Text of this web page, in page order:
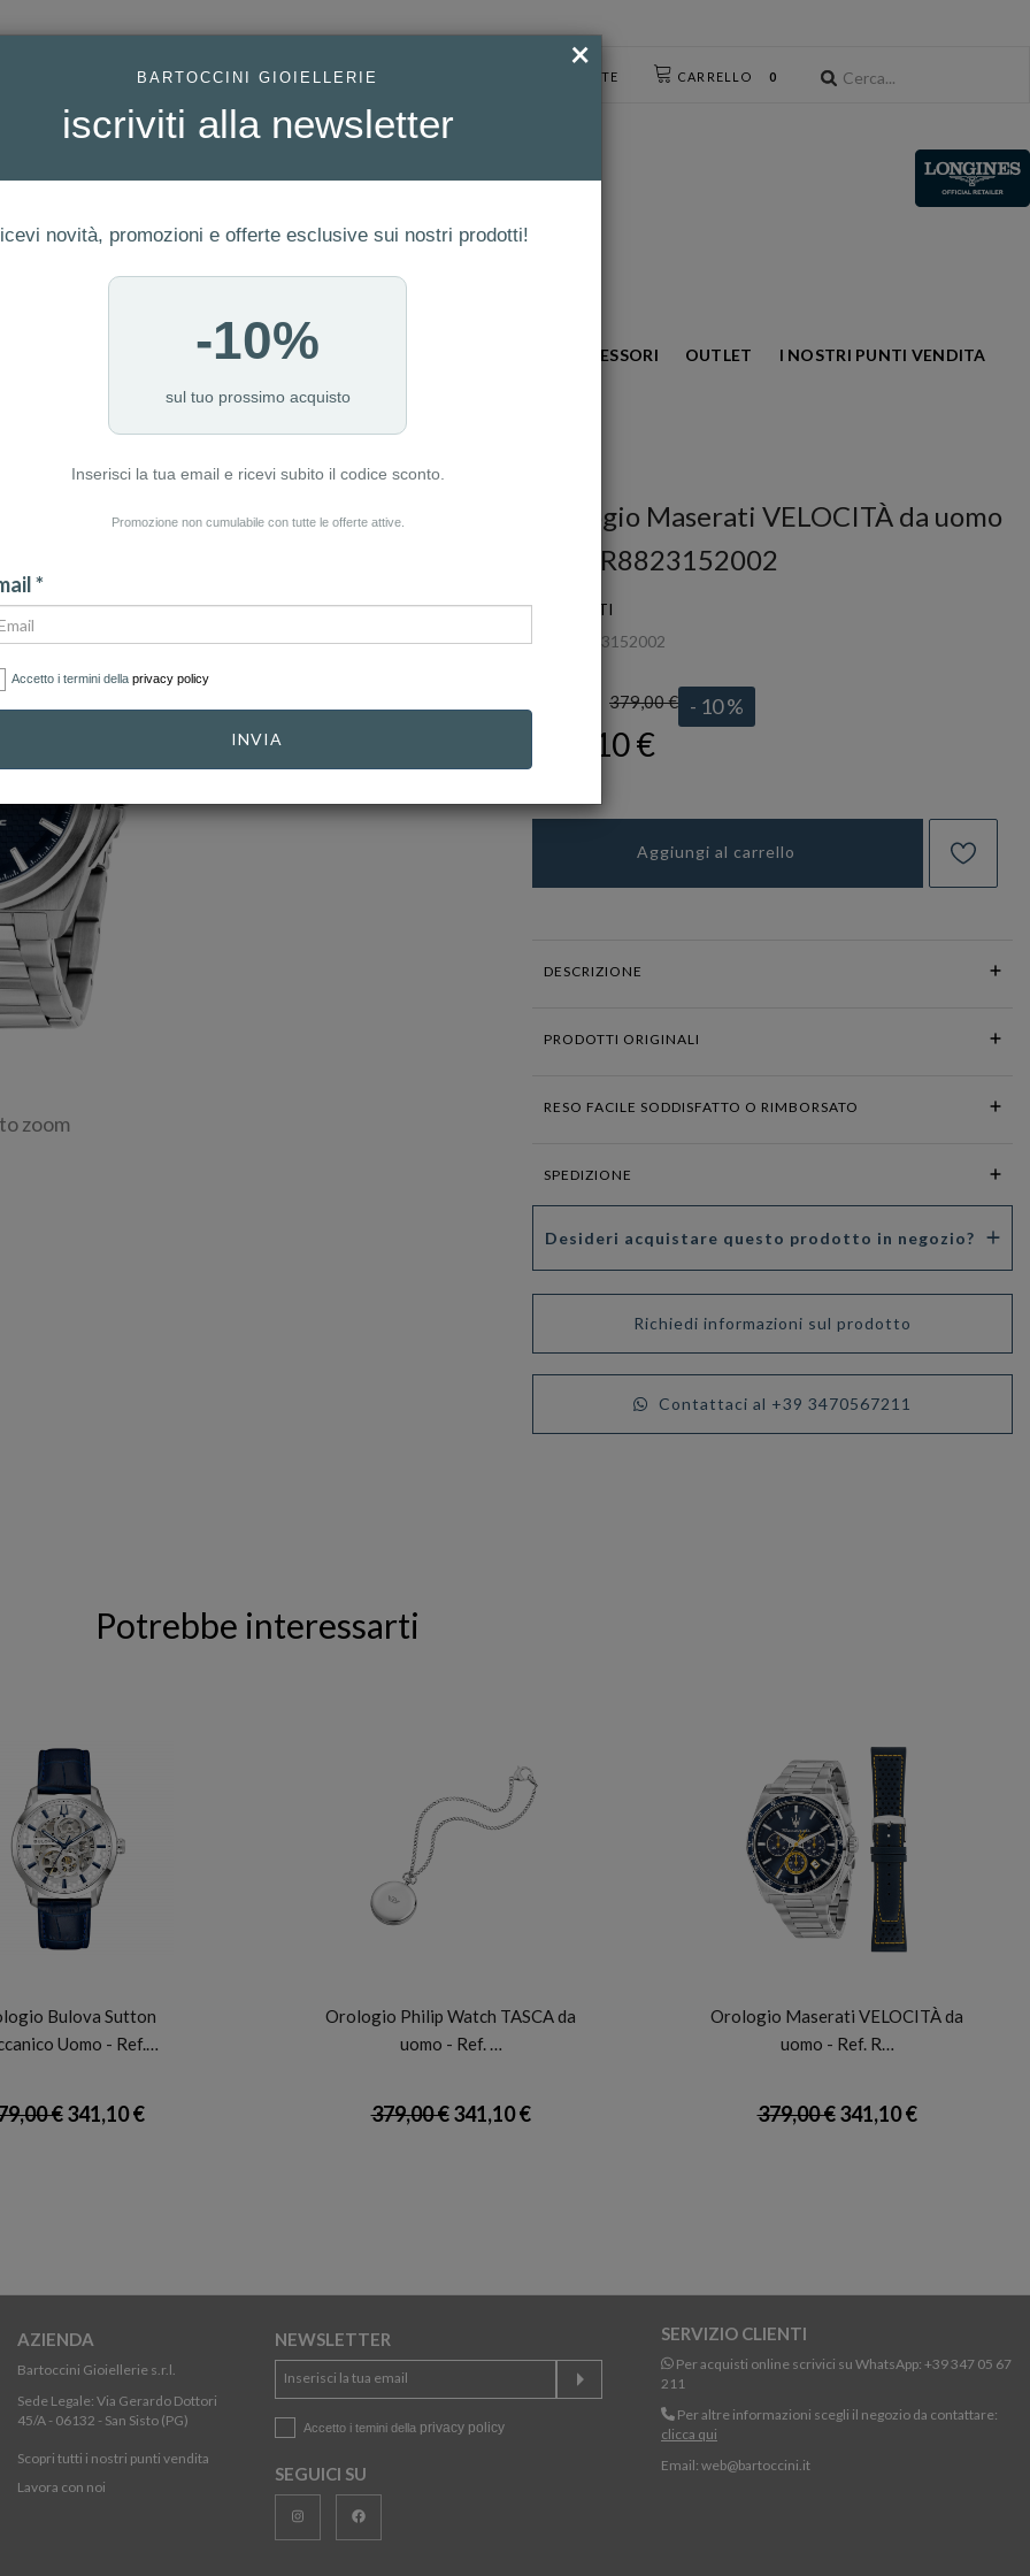
CARRELLO 0
ACCESSO UTENTE
GIOIELLI MODA OROLOGI ACCESSORI OUTLET I NOSTRI PUNTI VENDITA
zoom
Orologio Maserati VELOCITÀ da uomo
- Ref. R8823152002
MASERATI
R8823152002
379,00 € - 10 %
341,10 €
Aggiungi al carrello
DESCRIZIONE
PRODOTTI ORIGINALI
RESO FACILE SODDISFATTO O RIMBORSATO
SPEDIZIONE
Desideri acquistare questo prodotto in negozio?
Richiedi informazioni sul prodotto
Contattaci al +39 3470567211
Potrebbe interessarti
Bulova Sutton
Uomo - Ref.…
€341,10 €
Orologio Philip Watch TASCA da
uomo - Ref. …
379,00 €341,10 €
Orologio Maserati VELOCITÀ da
uomo - Ref. R…
379,00 €341,10 €
AZIENDA
Bartoccini Gioiellerie s.r.l.
Sede Legale: Via Gerardo Dottori
45/A - 06132 - San Sisto (PG)
Scopri tutti i nostri punti vendita
Lavora con noi
NEWSLETTER
Accetto i temini della privacy policy
SEGUICI SU
SERVIZIO CLIENTI
Per acquisti online scrivici su WhatsApp: +39 347 05 67
211
Per altre informazioni scegli il negozio da contattare:
clicca qui
Email: web@bartoccini.it
×
BARTOCCINI GIOIELLERIE
iscriviti alla newsletter
novità, promozioni e offerte esclusive sui nostri prodotti!
-10%
sul tuo prossimo acquisto
Inserisci la tua email e ricevi subito il codice sconto.
Promozione non cumulabile con tutte le offerte attive.
*
Accetto i termini della privacy policy
INVIA